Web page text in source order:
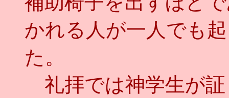
かれる人が一人でも
た。
礼拝では神学生が